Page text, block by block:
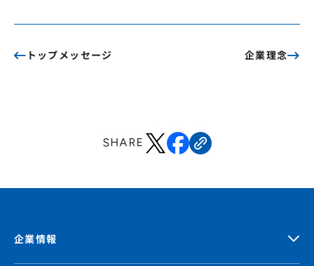
トップメッセージ 企業理念
SHARE
企業情報